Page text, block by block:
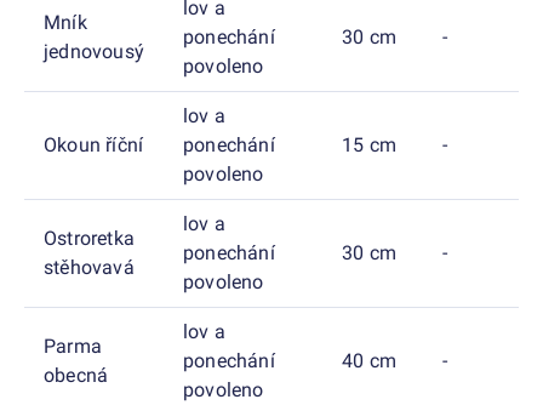
Mník
jednovousý
lov a
ponechání
povoleno
30 cm -
Okoun říční
lov a
ponechání
povoleno
15 cm -
Ostroretka
stěhovavá
lov a
ponechání
povoleno
30 cm -
Parma
obecná
lov a
ponechání
povoleno
40 cm -